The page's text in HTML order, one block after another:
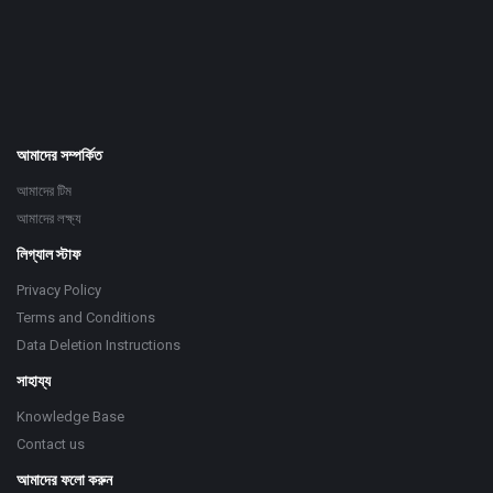
আমাদের সম্পর্কিত
আমাদের টিম
আমাদের লক্ষ্য
লিগ্যাল স্টাফ
Privacy Policy
Terms and Conditions
Data Deletion Instructions
সাহায্য
Knowledge Base
Contact us
আমাদের ফলো করুন